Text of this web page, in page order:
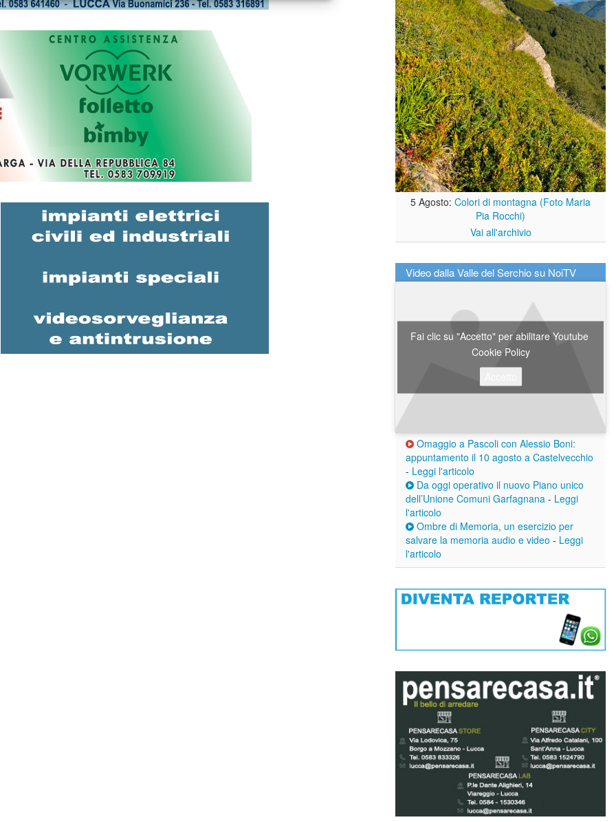
5 Agosto: Colori di montagna (Foto Maria
Pia Rocchi)
Vai all'archivio
Video dalla Valle del Serchio su NoiTV
Fai clic su "Accetto" per abilitare Youtube
Cookie Policy
Omaggio a Pascoli con Alessio Boni:
appuntamento il 10 agosto a Castelvecchio
- Leggi l'articolo
Da oggi operativo il nuovo Piano unico
dell’Unione Comuni Garfagnana - Leggi
l'articolo
Ombre di Memoria, un esercizio per
salvare la memoria audio e video - Leggi
l'articolo